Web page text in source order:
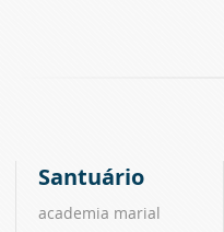
Santuário
academia marial